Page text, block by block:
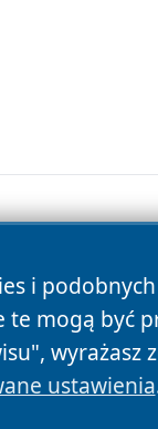
i
te mogą być
wyrażasz
ustawienia